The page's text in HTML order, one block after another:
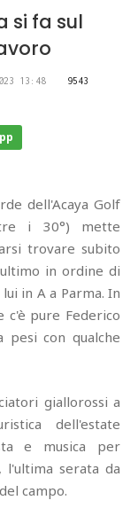
si fa sul
13:48
9543
dell'Acaya Golf
i 30°) mette
trovare subito
in ordine di
in A a Parma. In
c'è pure Federico
pesi con qualche
giallorossi a
dell'estate
e musica per
l'ultima serata da
campo.